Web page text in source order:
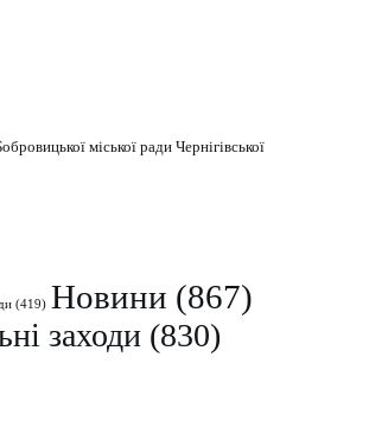
міської ради Чернігівської
(419) Новини (867)
заходи (830)